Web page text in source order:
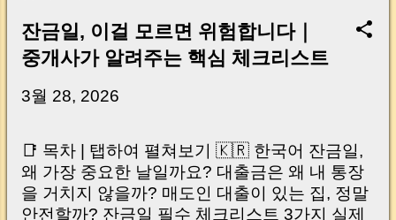
잔금일, 이걸 모르면 위험합니다｜
중개사가 알려주는 핵심 체크리스트
3월 28, 2026
📑 목차 | 탭하여 펼쳐보기 🇰🇷 한국어 잔금일,
왜 가장 중요한 날일까요? 대출금은 왜 내 통장
을 거치지 않을까? 매도인 대출이 있는 집, 정말
안전할까? 잔금일 필수 체크리스트 3가지 실제